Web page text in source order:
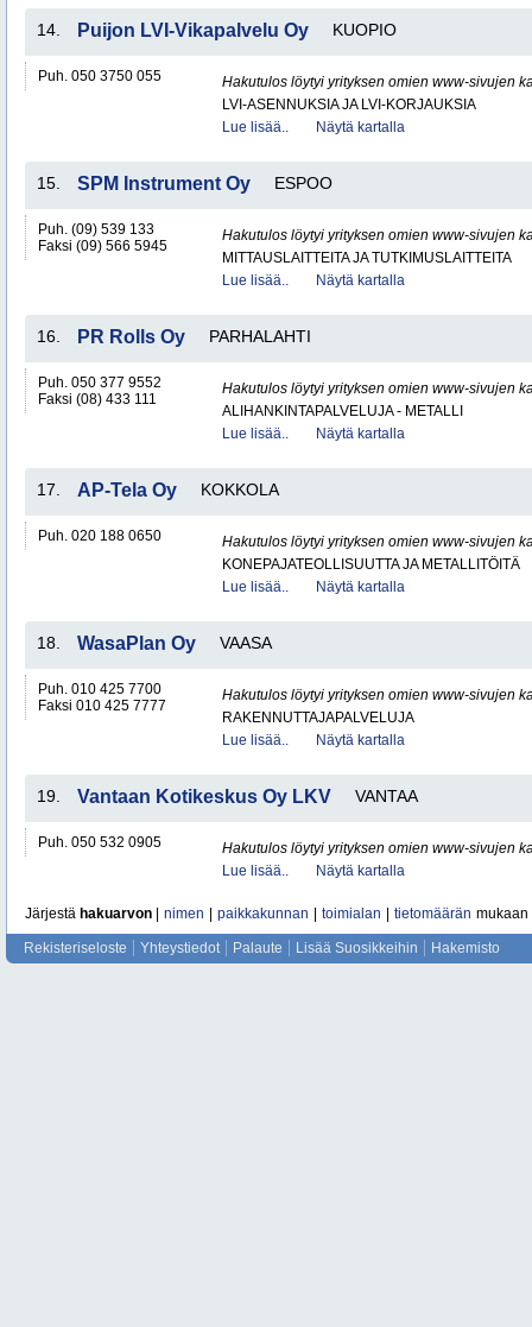
14. Puijon LVI-Vikapalvelu Oy KUOPIO
Puh. 050 3750 055
Hakutulos löytyi yrityksen omien www-sivujen
LVI-ASENNUKSIA JA LVI-KORJAUKSIA
Lue lisää..
Näytä kartalla
15. SPM Instrument Oy ESPOO
Puh. (09) 539 133
Faksi (09) 566 5945
Hakutulos löytyi yrityksen omien www-sivujen
MITTAUSLAITTEITA JA TUTKIMUSLAITTEITA
Lue lisää..
Näytä kartalla
16. PR Rolls Oy PARHALAHTI
Puh. 050 377 9552
Faksi (08) 433 111
Hakutulos löytyi yrityksen omien www-sivujen
ALIHANKINTAPALVELUJA - METALLI
Lue lisää..
Näytä kartalla
17. AP-Tela Oy KOKKOLA
Puh. 020 188 0650
Hakutulos löytyi yrityksen omien www-sivujen
KONEPAJATEOLLISUUTTA JA METALLITÖITÄ
Lue lisää..
Näytä kartalla
18. WasaPlan Oy VAASA
Puh. 010 425 7700
Faksi 010 425 7777
Hakutulos löytyi yrityksen omien www-sivujen
RAKENNUTTAJAPALVELUJA
Lue lisää..
Näytä kartalla
19. Vantaan Kotikeskus Oy LKV VANTAA
Puh. 050 532 0905
Hakutulos löytyi yrityksen omien www-sivujen
Lue lisää..
Näytä kartalla
Järjestä hakuarvon nimen paikkakunnan toimialan tietomäärän mukaan
Rekisteriseloste Yhteystiedot Palaute Lisää Suosikkeihin Hakemisto